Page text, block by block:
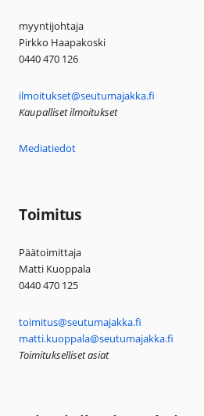
myyntijohtaja
Pirkko Haapakoski
0440 470 126
ilmoitukset@seutumajakka.fi
Kaupalliset ilmoitukset
Mediatiedot
Toimitus
Päätoimittaja
Matti Kuoppala
0440 470 125
toimitus@seutumajakka.fi
matti.kuoppala@seutumajakka.fi
Toimitukselliset asiat